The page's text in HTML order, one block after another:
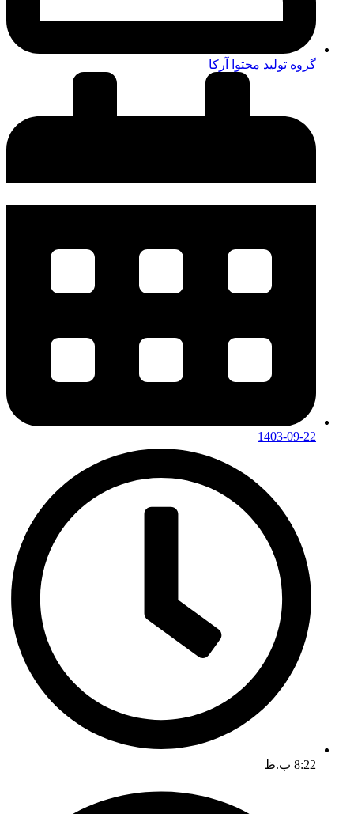
گروه تولید محتوا آرکا
1403-09-22
8:22 ب.ظ